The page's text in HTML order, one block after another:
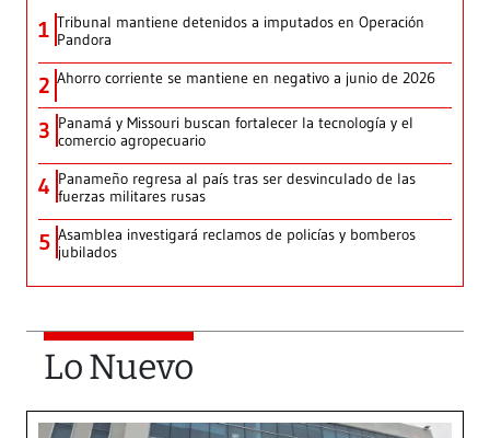
1 Tribunal mantiene detenidos a imputados en Operación
Pandora
2 Ahorro corriente se mantiene en negativo a junio de 2026
3 Panamá y Missouri buscan fortalecer la tecnología y el
comercio agropecuario
4 Panameño regresa al país tras ser desvinculado de las
fuerzas militares rusas
5 Asamblea investigará reclamos de policías y bomberos
jubilados
Lo Nuevo